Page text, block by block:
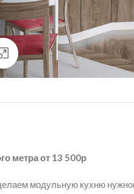
нажмите для увеличения
метра от 13 500р
модульную кухню